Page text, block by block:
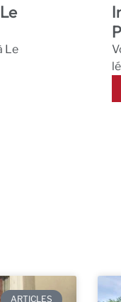
Le
ARTICLES